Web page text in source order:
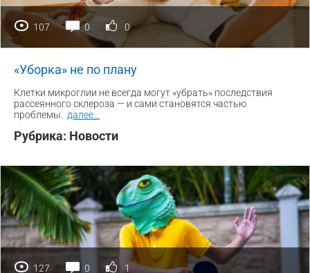
107 0 0
«Уборка» не по плану
Клетки микроглии не всегда могут «убрать» последствия
рассеянного склероза — и сами становятся частью
проблемы.
далее
Рубрика: Новости
127 0 1